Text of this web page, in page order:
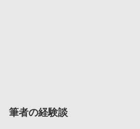
筆者の経験談